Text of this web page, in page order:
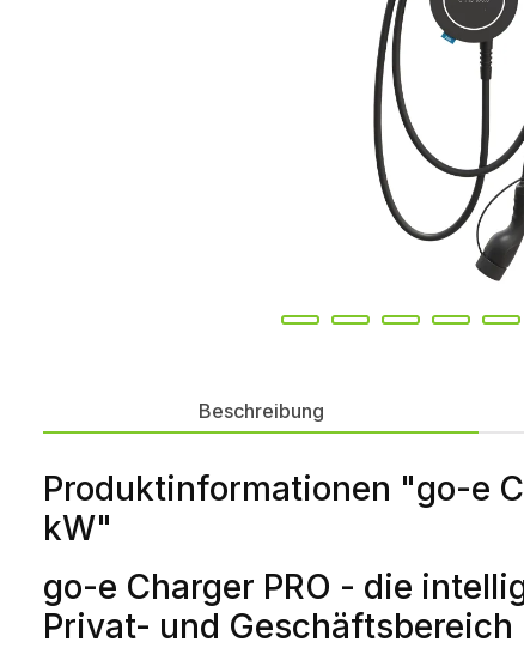
Beschreibung
Produktinformationen "go-e
kW"
go-e Charger PRO - die
Privat- und Geschäftsbereich